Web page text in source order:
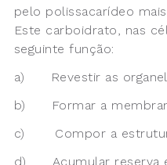
pelo polissacarídeo
Este carboidrato, nas
seguinte função:
a) Revestir as
b) Formar a
c) Compor a
d) Acumular reserva